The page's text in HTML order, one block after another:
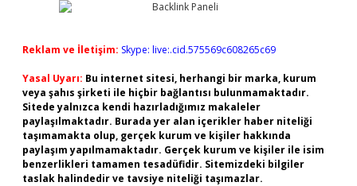
Reklam ve İletişim: Skype: live:.cid.575569c608265c69
Yasal Uyarı: Bu internet sitesi, herhangi bir marka, kurum
veya şahıs şirketi ile hiçbir bağlantısı bulunmamaktadır.
Sitede yalnızca kendi hazırladığımız makaleler
paylaşılmaktadır. Burada yer alan içerikler haber niteliği
taşımamakta olup, gerçek kurum ve kişiler hakkında
paylaşım yapılmamaktadır. Gerçek kurum ve kişiler ile isim
benzerlikleri tamamen tesadüfidir. Sitemizdeki bilgiler
taslak halindedir ve tavsiye niteliği taşımazlar.